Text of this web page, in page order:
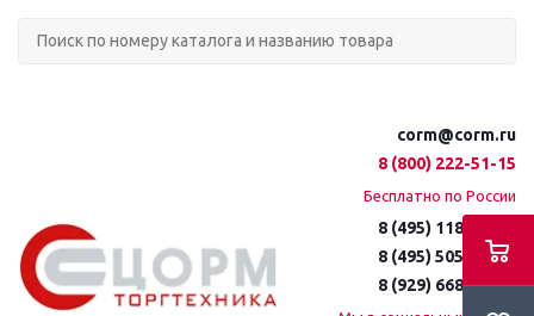
corm@corm.ru
8 (800) 222-51-15
Бесплатно по России
8 (495) 118-61-16
8 (495) 505-51-15
8 (929) 668-95-35